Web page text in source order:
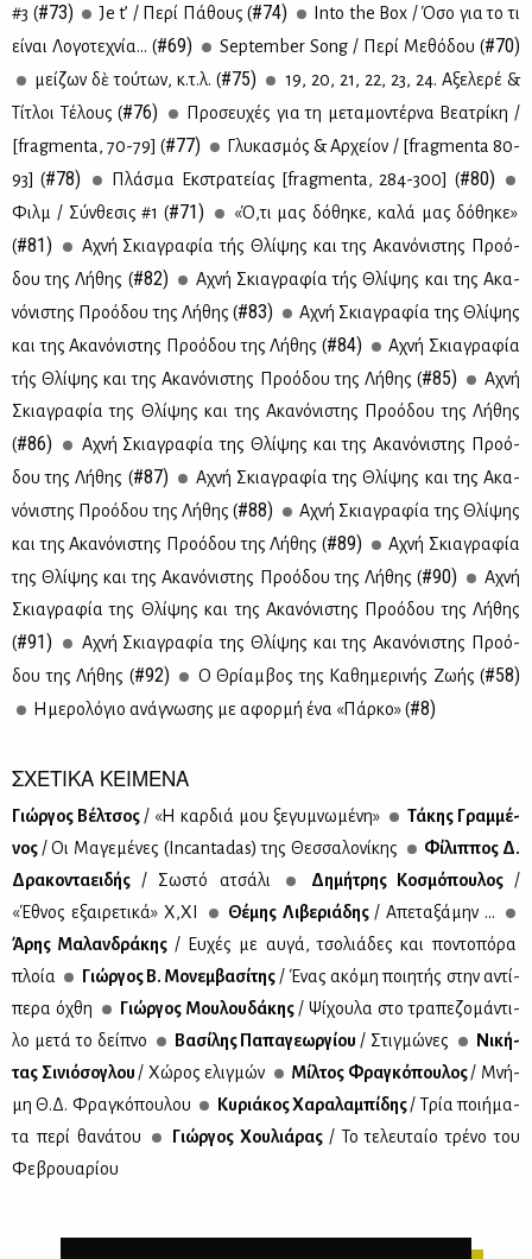
#3 (#73) Je t’ / Πε­ρί Πά­θους (#74)
Into the Box / Όσο για το τι
εί­ναι Λο­γο­τε­χνία... (#69) September Song / Πε­ρί Με­θό­δου (#70)
μεί­ζων δὲ τού­των, κ.τ.λ. (#75)
19, 20, 21, 22, 23, 24. Αξε­λε­ρέ &
Τί­τλοι Τέ­λους (#76)
Προ­σευ­χές για τη με­τα­μο­ντέρ­να Βε­α­τρί­κη /
[fragmenta, 70-79] (#77)
Γλυ­κα­σμός & Αρ­χεί­ον / [fragmenta 80-
93] (#78) Πλά­σμα Εκ­στρα­τεί­ας [fragmenta, 284-300] (#80)
Φιλμ / Σύν­θε­σις #1 (#71)
«Ό,τι μας δό­θη­κε, κα­λά μας δό­θη­κε»
(#81)
Αχνή Σκια­γρα­φία τής Θλί­ψης και της Ακα­νό­νι­στης Προ­ό­
δου της Λή­θης (#82)
Αχνή Σκια­γρα­φία τής Θλί­ψης και της Ακα­
νό­νι­στης Προ­ό­δου της Λή­θης (#83)
Αχνή Σκια­γρα­φία της Θλί­ψης
και της Ακα­νό­νι­στης Προ­ό­δου της Λή­θης (#84)
Αχνή Σκια­γρα­φία
τής Θλί­ψης και της Ακα­νό­νι­στης Προ­ό­δου της Λή­θης (#85)
Αχνή
Σκια­γρα­φία της Θλί­ψης και της Ακα­νό­νι­στης Προ­ό­δου της Λή­θης
(#86)
Αχνή Σκια­γρα­φία της Θλί­ψης και της Ακα­νό­νι­στης Προ­ό­
δου της Λή­θης (#87)
Αχνή Σκια­γρα­φία της Θλί­ψης και της Ακα­
νό­νι­στης Προ­ό­δου της Λή­θης (#88)
Αχνή Σκια­γρα­φία της Θλί­ψης
και της Ακα­νό­νι­στης Προ­ό­δου της Λή­θης (#89)
Αχνή Σκια­γρα­φία
της Θλί­ψης και της Ακα­νό­νι­στης Προ­ό­δου της Λή­θης (#90)
Αχνή
Σκια­γρα­φία της Θλί­ψης και της Ακα­νό­νι­στης Προ­ό­δου της Λή­θης
(#91)
Αχνή Σκια­γρα­φία της Θλί­ψης και της Ακα­νό­νι­στης Προ­ό­
δου της Λή­θης (#92) Ο Θρί­αμ­βος της Κα­θη­με­ρι­νής Ζω­ής (#58)
Ημε­ρο­λό­γιο ανά­γνω­σης με αφορ­μή ένα «Πάρ­κο» (#8)
ΣΧΕΤΙΚΑ ΚΕΙΜΕΝΑ
Γιώρ­γος Βέλ­τσος/ «Η καρ­διά μου ξε­γυ­μνω­μέ­νη»
Τά­κης Γραμ­μέ­
νος/ Οι Μα­γε­μέ­νες (Ιncantadas) της Θεσ­σα­λο­νί­κης
Φί­λιπ­πος Δ.
Δρα­κο­ντα­ει­δής / Σω­στό ατσά­λι Δη­μή­τρης Κο­σμό­που­λος/
«Έθνος εξαι­ρε­τι­κά» Χ,ΧΙ
Θέ­μης Λι­βε­ριά­δης / Απε­τα­ξά­μην ...
Άρης Μα­λαν­δρά­κης / Ευ­χές με αυ­γά, τσο­λιά­δες και πο­ντο­πό­ρα
πλοία
Γιώρ­γος Β. Μο­νεμ­βα­σί­της/ Ένας ακό­μη ποι­η­τής στην αντί­
πε­ρα όχθη
Γιώρ­γος Μου­λου­δά­κης/ Ψί­χου­λα στο τρα­πε­ζο­μά­ντι­
λο με­τά το δεί­πνο
Βα­σί­λης Πα­πα­γε­ωρ­γί­ου/ Στιγ­μώ­νες
Νι­κή­
τας Σι­νιό­σο­γλου/ Χώ­ρος ελιγ­μών Μίλ­τος Φρα­γκό­που­λος/ Μνή­
μη Θ.Δ. Φρα­γκό­που­λου
Κυ­ριά­κος Χα­ρα­λα­μπί­δης/ Τρία ποι­ή­μα­
τα πε­ρί θα­νά­του
Γιώρ­γος Χου­λιά­ρας / Το τε­λευ­ταίο τρέ­νο του
Φε­βρουα­ρί­ου